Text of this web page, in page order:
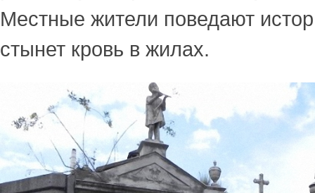
Местные жители поведают
стынет кровь в жилах.